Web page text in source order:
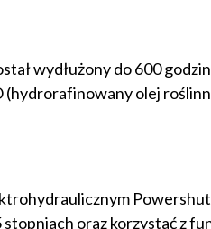
wydłużony do 600
(hydrorafinowany olej
oraz korzystać z